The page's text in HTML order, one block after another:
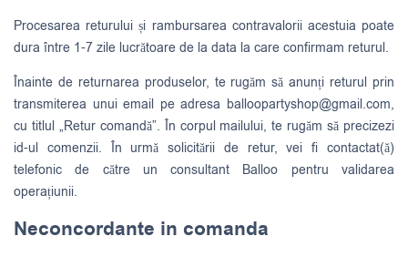
Procesarea returului și rambursarea contravalorii acestuia poate
dura între 1-7 zile lucrătoare de la data la care confirmam returul.
Înainte de returnarea produselor, te rugăm să anunți returul prin
transmiterea unui email pe adresa balloopartyshop@gmail.com,
cu titlul „Retur comandă”. În corpul mailului, te rugăm să precizezi
id-ul comenzii. În urmă solicitării de retur, vei fi contactat(ă)
telefonic de către un consultant Balloo pentru validarea
operațiunii.
Neconcordante in comanda